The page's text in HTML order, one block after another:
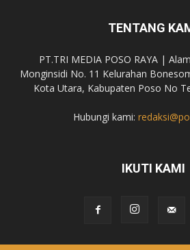
TENTANG
PT.TRI MEDIA POSO RAYA |
Monginsidi No. 11 Kelurahan
Kota Utara, Kabupaten Poso No
Hubungi kami:
IKUTI KAMI